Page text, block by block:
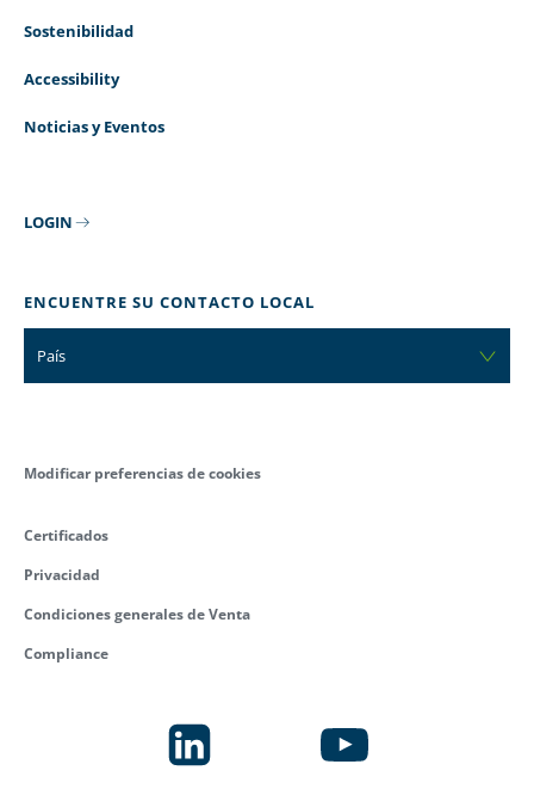
Sostenibilidad
Accessibility
Noticias y Eventos
LOGIN
ENCUENTRE SU CONTACTO LOCAL
País
Modificar preferencias de cookies
Certificados
Privacidad
Condiciones generales de Venta
Compliance